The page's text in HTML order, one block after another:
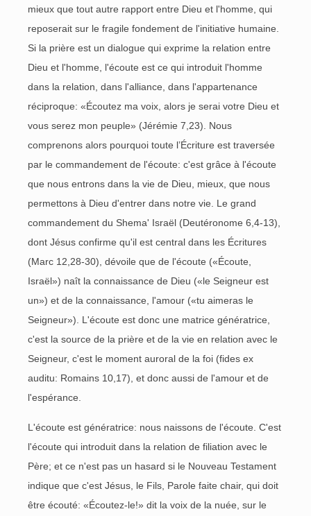
mieux que tout autre rapport entre Dieu et l'homme, qui
reposerait sur le fragile fondement de l'initiative humaine.
Si la prière est un dialogue qui exprime la relation entre
Dieu et l'homme, l'écoute est ce qui introduit l'homme
dans la relation, dans l'alliance, dans l'appartenance
réciproque: «Écoutez ma voix, alors je serai votre Dieu et
vous serez mon peuple» (Jérémie 7,23). Nous
comprenons alors pourquoi toute l’Écriture est traversée
par le commandement de l'écoute: c'est grâce à l'écoute
que nous entrons dans la vie de Dieu, mieux, que nous
permettons à Dieu d'entrer dans notre vie. Le grand
commandement du Shema' Israël (Deutéronome 6,4-13),
dont Jésus confirme qu'il est central dans les Écritures
(Marc 12,28-30), dévoile que de l'écoute («Écoute,
Israël») naît la connaissance de Dieu («le Seigneur est
un») et de la connaissance, l'amour («tu aimeras le
Seigneur»). L'écoute est donc une matrice génératrice,
c'est la source de la prière et de la vie en relation avec le
Seigneur, c'est le moment auroral de la foi (fides ex
auditu: Romains 10,17), et donc aussi de l'amour et de
l'espérance.
L'écoute est génératrice: nous naissons de l'écoute. C'est
l'écoute qui introduit dans la relation de filiation avec le
Père; et ce n'est pas un hasard si le Nouveau Testament
indique que c'est Jésus, le Fils, Parole faite chair, qui doit
être écouté: «Écoutez-le!» dit la voix de la nuée, sur le